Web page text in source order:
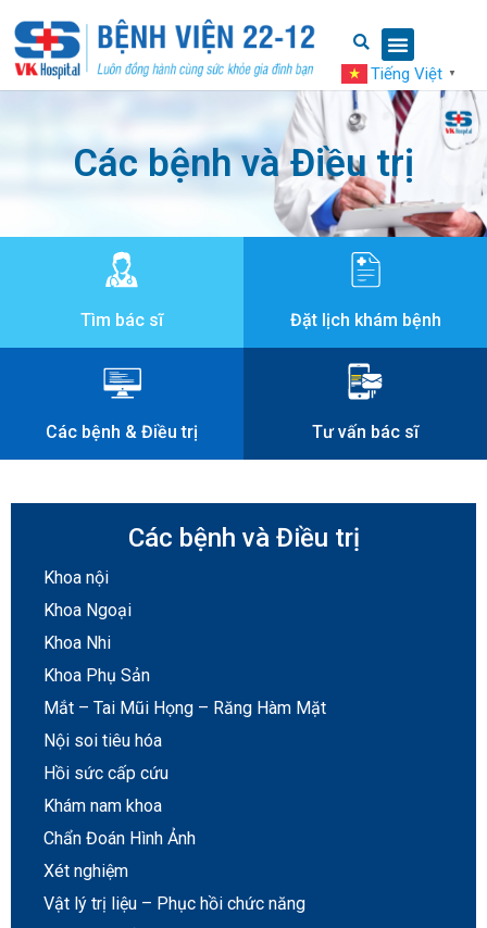
Tiếng Việt ▼
Các bệnh và Điều trị
Tìm bác sĩ Đặt lịch khám bệnh
Các bệnh & Điều trị Tư vấn bác sĩ
Các bệnh và Điều trị
Khoa nội
Khoa Ngoại
Khoa Nhi
Khoa Phụ Sản
Mắt – Tai Mũi Họng – Răng Hàm Mặt
Nội soi tiêu hóa
Hồi sức cấp cứu
Khám nam khoa
Chẩn Đoán Hình Ảnh
Xét nghiệm
Vật lý trị liệu – Phục hồi chức năng